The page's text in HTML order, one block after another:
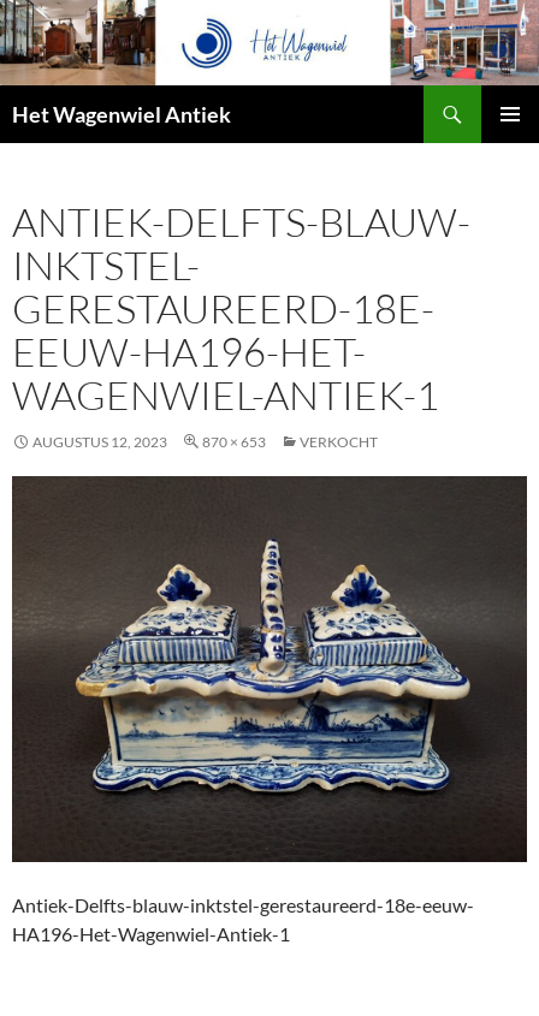
Het Wagenwiel Antiek
ANTIEK-DELFTS-BLAUW-
INKTSTEL-
GERESTAUREERD-18E-
EEUW-HA196-HET-
WAGENWIEL-ANTIEK-1
AUGUSTUS 12, 2023 870 × 653 VERKOCHT
Antiek-Delfts-blauw-inktstel-gerestaureerd-18e-eeuw-
HA196-Het-Wagenwiel-Antiek-1